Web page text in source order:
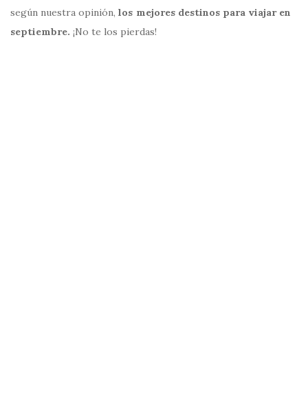
según nuestra opinión, los mejores destinos para viajar en
septiembre. ¡No te los pierdas!